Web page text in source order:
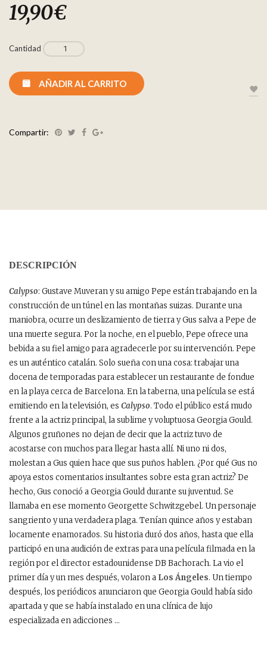
19,90€
Cantidad
AÑADIR AL CARRITO
Compartir:
DESCRIPCIÓN
Calypso: Gustave Muveran y su amigo Pepe están trabajando en la
construcción de un túnel en las montañas suizas. Durante una
maniobra, ocurre un deslizamiento de tierra y Gus salva a Pepe de
una muerte segura. Por la noche, en el pueblo, Pepe ofrece una
bebida a su fiel amigo para agradecerle por su intervención. Pepe
es un auténtico catalán. Solo sueña con una cosa: trabajar una
docena de temporadas para establecer un restaurante de fondue
en la playa cerca de Barcelona. En la taberna, una película se está
emitiendo en la televisión, es Calypso. Todo el público está mudo
frente a la actriz principal, la sublime y voluptuosa Georgia Gould.
Algunos gruñones no dejan de decir que la actriz tuvo de
acostarse con muchos para llegar hasta allí. Ni uno ni dos,
molestan a Gus quien hace que sus puños hablen. ¿Por qué Gus no
apoya estos comentarios insultantes sobre esta gran actriz? De
hecho, Gus conoció a Georgia Gould durante su juventud. Se
llamaba en ese momento Georgette Schwitzgebel. Un personaje
sangriento y una verdadera plaga. Tenían quince años y estaban
locamente enamorados. Su historia duró dos años, hasta que ella
participó en una audición de extras para una película filmada en la
región por el director estadounidense DB Bachorach. La vio el
primer día y un mes después, volaron a Los Ángeles. Un tiempo
después, los periódicos anunciaron que Georgia Gould había sido
apartada y que se había instalado en una clínica de lujo
especializada en adicciones …